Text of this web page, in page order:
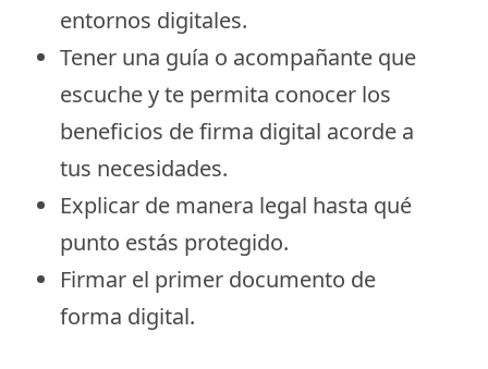
entornos digitales.
Tener una guía o acompañante que
escuche y te permita conocer los
beneficios de firma digital acorde a
tus necesidades.
Explicar de manera legal hasta qué
punto estás protegido.
Firmar el primer documento de
forma digital.